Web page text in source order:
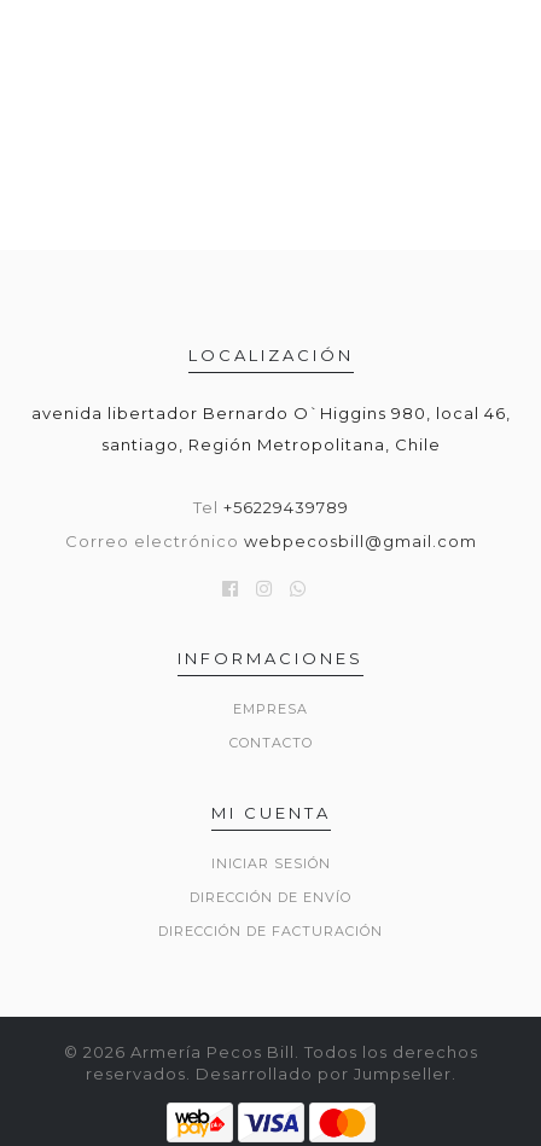
LOCALIZACIÓN
avenida libertador Bernardo O`Higgins 980, local 46,
santiago, Región Metropolitana, Chile
Tel +56229439789
Correo electrónico webpecosbill@gmail.com
INFORMACIONES
EMPRESA
CONTACTO
MI CUENTA
INICIAR SESIÓN
DIRECCIÓN DE ENVÍO
DIRECCIÓN DE FACTURACIÓN
© 2026 Armería Pecos Bill. Todos los derechos
reservados. Desarrollado por Jumpseller